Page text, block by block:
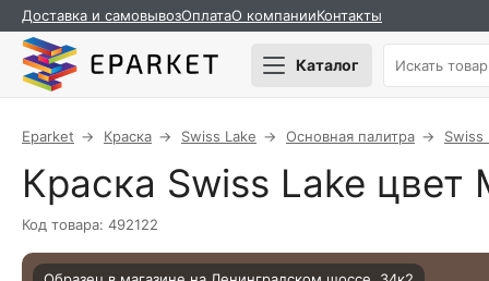
Доставка и самовывозОплатаО компанииКонтакты
Каталог
Eparket Краска Swiss Lake Основная палитра Swiss
Краска Swiss Lake цвет
Код товара: 492122